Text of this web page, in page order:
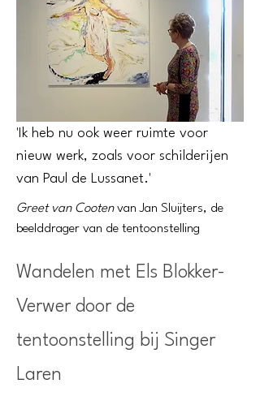
'Ik heb nu ook weer ruimte voor
nieuw werk, zoals voor schilderijen
van Paul de Lussanet.'
Greet van Cootenvan Jan Sluijters, de
beelddrager van de tentoonstelling
Wandelen met Els Blokker-
Verwer door de
tentoonstelling bij Singer
Laren